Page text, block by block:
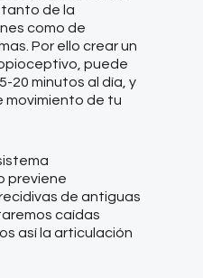
de la
como de
Por ello crear un
puede
20 minutos al día, y
movimiento de tu
previene
de antiguas
caídas
así la articulación